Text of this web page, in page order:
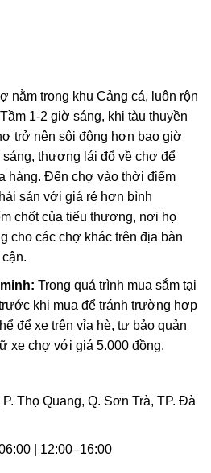
nằm trong khu Cảng cá, luôn rộn
1-2 giờ sáng, khi tàu thuyền
trở nên sôi động hơn bao giờ
sáng, thương lái đổ về chợ để
hàng. Đến chợ vào thời điểm
sản với giá rẻ hơn bình
chốt của tiểu thương, nơi họ
cho các chợ khác trên địa bàn
Trong quá trình mua sắm tại
khi mua để tránh trường hợp
để xe trên vỉa hè, tự bảo quản
xe chợ với giá 5.000 đồng.
Thọ Quang, Q. Sơn Trà, TP. Đà
| 12:00–16:00